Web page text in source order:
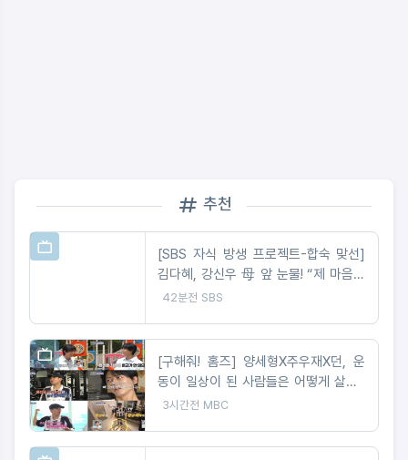
추천
[SBS 자식 방생 프로젝트-합숙 맞선]
김다혜, 강신우 母 앞 눈물! “제 마음은
이미 정리 완료” 최종선택 D-1 러브라
42분전 SBS
[구해줘! 홈즈] 양세형X주우재X던, 운
동이 일상이 된 사람들은 어떻게 살까?
'운동세권' 임장 특집!
3시간전 MBC